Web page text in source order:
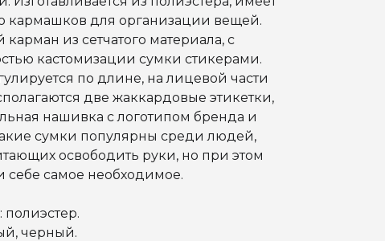
кармашков для организации вещей.
из сетчатого материала, с
кастомизации сумки стикерами.
по длине, на лицевой части
две жаккардовые этикетки,
нашивка с логотипом бренда и
сумки популярны среди людей,
освободить руки, но при этом
себе самое необходимое.
полиэстер.
черный.